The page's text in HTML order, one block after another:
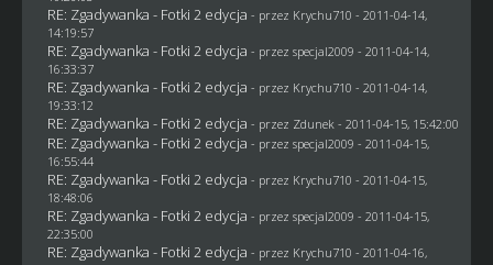
RE: Zgadywanka - Fotki 2 edycja - przez Krychu710 - 2011-04-14,
14:19:57
RE: Zgadywanka - Fotki 2 edycja - przez specjal2009 - 2011-04-14,
16:33:37
RE: Zgadywanka - Fotki 2 edycja - przez Krychu710 - 2011-04-14,
19:33:12
RE: Zgadywanka - Fotki 2 edycja - przez Zdunek - 2011-04-15, 15:42:00
RE: Zgadywanka - Fotki 2 edycja - przez specjal2009 - 2011-04-15,
16:55:44
RE: Zgadywanka - Fotki 2 edycja - przez Krychu710 - 2011-04-15,
18:48:06
RE: Zgadywanka - Fotki 2 edycja - przez specjal2009 - 2011-04-15,
22:35:00
RE: Zgadywanka - Fotki 2 edycja - przez Krychu710 - 2011-04-16,